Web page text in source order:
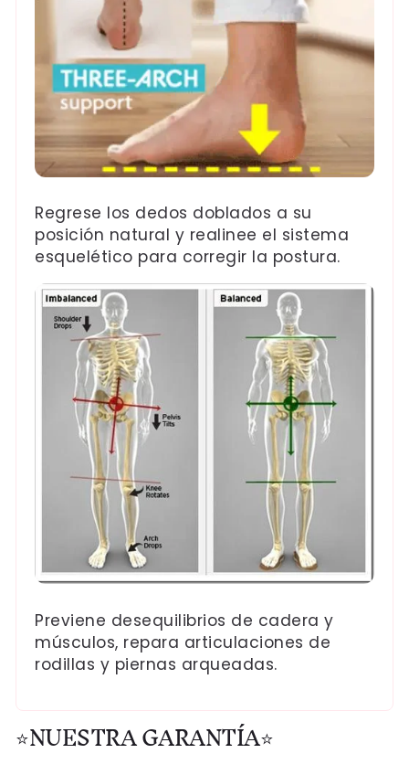
Regrese los dedos doblados a su
posición natural y realinee el sistema
esquelético para corregir la postura.
Previene desequilibrios de cadera y
músculos, repara articulaciones de
rodillas y piernas arqueadas.
⭐NUESTRA GARANTÍA⭐